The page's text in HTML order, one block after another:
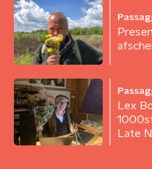
Lex
Late